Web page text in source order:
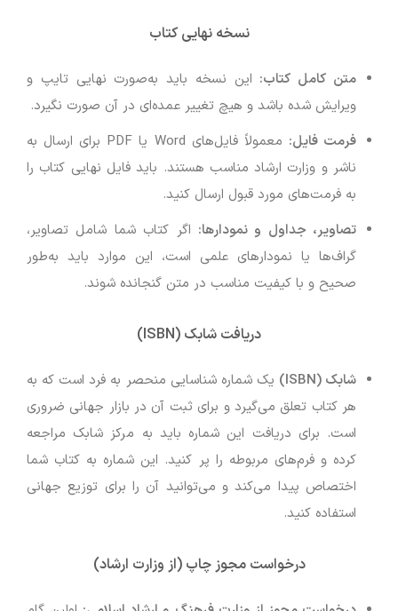
نسخه نهایی کتاب
متن کامل کتاب: این نسخه باید به‌صورت نهایی تایپ و
ویرایش شده باشد و هیچ تغییر عمده‌ای در آن صورت نگیرد.
فرمت فایل:
معمولاً فایل‌های Word یا PDF برای ارسال به
ناشر و وزارت ارشاد مناسب هستند. باید فایل نهایی کتاب را
به فرمت‌های مورد قبول ارسال کنید.
تصاویر، جداول و نمودارها: اگر کتاب شما شامل تصاویر،
گراف‌ها یا نمودارهای علمی است، این موارد باید به‌طور
صحیح و با کیفیت مناسب در متن گنجانده شوند.
دریافت شابک (ISBN)
شابک (ISBN)
یک شماره شناسایی منحصر به فرد است که به
هر کتاب تعلق می‌گیرد و برای ثبت آن در بازار جهانی ضروری
است. برای دریافت این شماره باید به مرکز شابک مراجعه
کرده و فرم‌های مربوطه را پر کنید. این شماره به کتاب شما
اختصاص پیدا می‌کند و می‌توانید آن را برای توزیع جهانی
استفاده کنید.
درخواست مجوز چاپ (از وزارت ارشاد)